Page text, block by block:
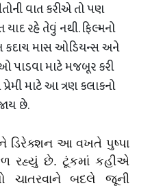
વાત કરીએ તો પણ
રહે તેવું નથી. ફિલ્મનો
કદાચ માસ ઓડિયન્સ અને
પાડવા માટે મજબૂર કરી
માટે આ ત્રણ કલાકનો
છે.
આ વખતે પુષ્પા
રહ્યું છે. ટૂંકમાં કહીએ
ચાતરવાને બદલે જૂની